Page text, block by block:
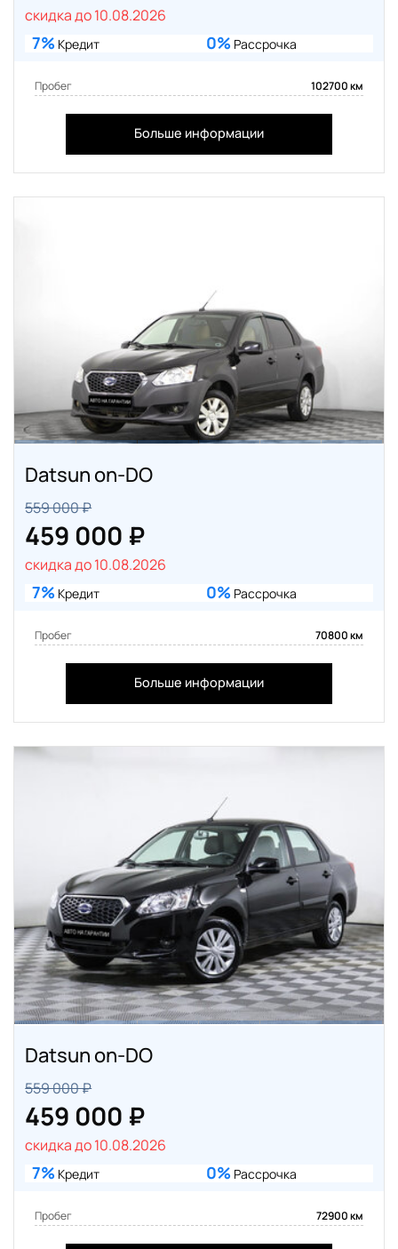
скидка до 10.08.2026
7% Кредит 0% Рассрочка
Пробег 102700 км
Больше информации
Datsun on-DO
559 000 ₽
459 000 ₽
скидка до 10.08.2026
7% Кредит 0% Рассрочка
Пробег 70800 км
Больше информации
Datsun on-DO
559 000 ₽
459 000 ₽
скидка до 10.08.2026
7% Кредит 0% Рассрочка
Пробег 72900 км